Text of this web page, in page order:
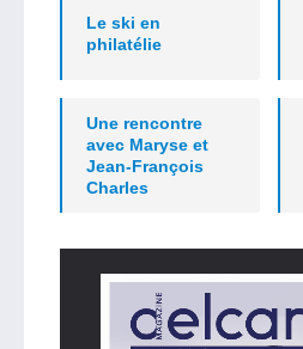
Le ski en
philatélie
Une rencontre
avec Maryse et
Jean-François
Charles